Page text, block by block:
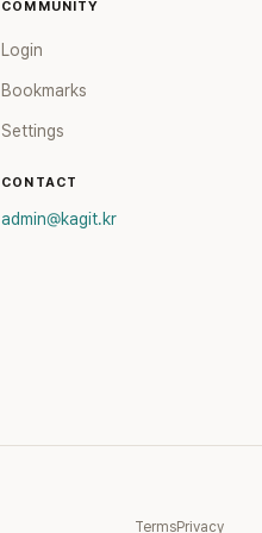
COMMUNITY
Login
Bookmarks
Settings
CONTACT
admin@kagit.kr
TermsPrivacy